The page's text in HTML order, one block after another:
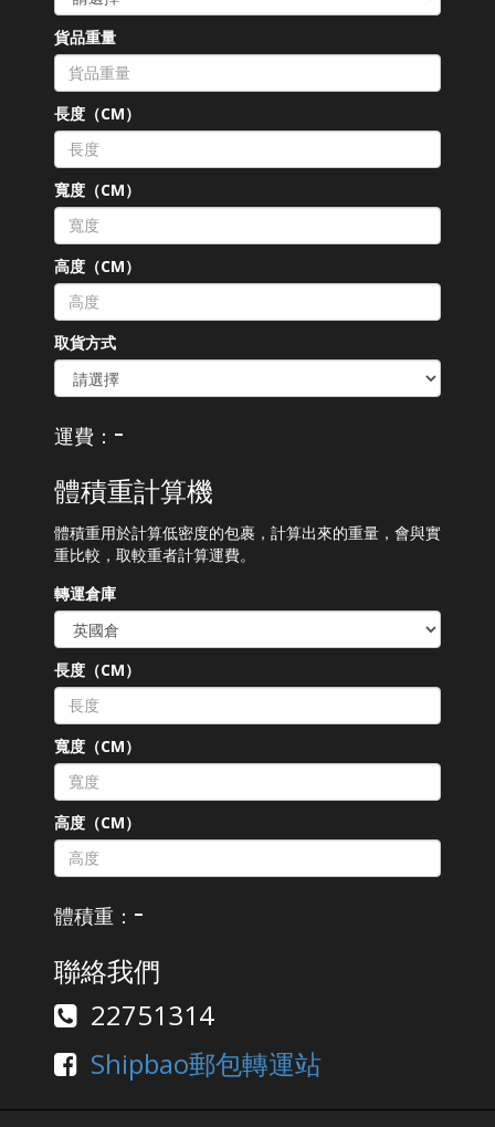
貨品重量
長度（CM）
寬度（CM）
高度（CM）
取貨方式
運費： -
體積重計算機
體積重用於計算低密度的包裹，計算出來的重量，會與實
重比較，取較重者計算運費。
轉運倉庫
長度（CM）
寬度（CM）
高度（CM）
體積重： -
聯絡我們
22751314
Shipbao郵包轉運站